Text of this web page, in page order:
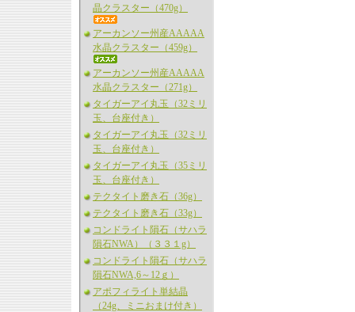
晶クラスター（470g）
アーカンソー州産AAAAA
水晶クラスター（459g）
アーカンソー州産AAAAA
水晶クラスター（271g）
タイガーアイ丸玉（32ミリ
玉、台座付き）
タイガーアイ丸玉（32ミリ
玉、台座付き）
タイガーアイ丸玉（35ミリ
玉、台座付き）
テクタイト磨き石（36g）
テクタイト磨き石（33g）
コンドライト隕石（サハラ
隕石NWA）（３３１g）
コンドライト隕石（サハラ
隕石NWA,6～12ｇ）
アポフィライト単結晶
（24g、ミニおまけ付き）